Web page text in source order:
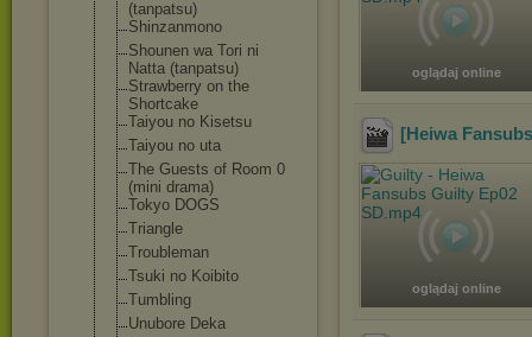
(tanpatsu)
Shinzanmono
Shounen wa Tori ni
Natta (tanpatsu)
Strawberry on the
Shortcake
Taiyou no Kisetsu
Taiyou no uta
The Guests of Room 0
(mini drama)
Tokyo DOGS
Triangle
Troubleman
Tsuki no Koibito
Tumbling
Unubore Deka
oglądaj online
[Heiwa
oglądaj online